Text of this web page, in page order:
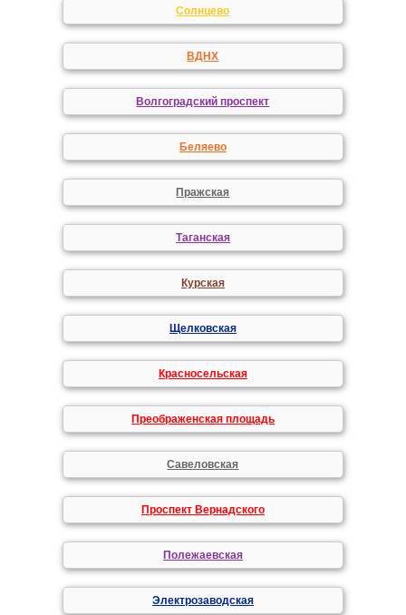
Солнцево
ВДНХ
Волгоградский проспект
Беляево
Пражская
Таганская
Курская
Щелковская
Красносельская
Преображенская площадь
Савеловская
Проспект Вернадского
Полежаевская
Электрозаводская